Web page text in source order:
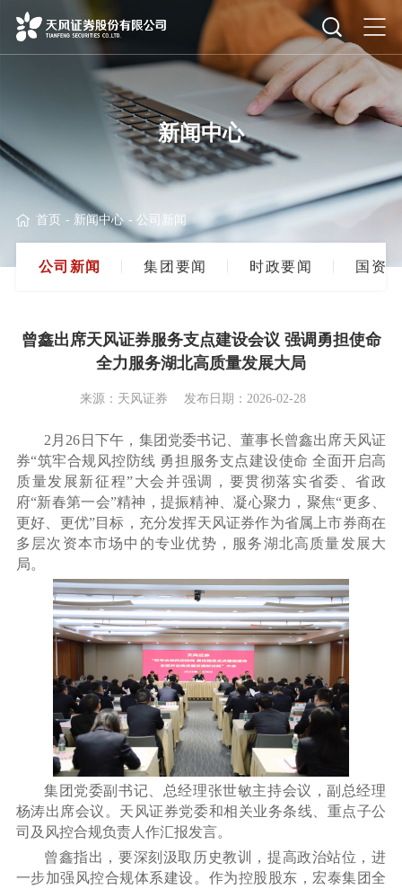
新闻中心
首页 - 新闻中心 - 公司新闻
公司 新闻 集 团 要闻 时政要闻 国 资要
曾鑫出席天风证券服务支点建设会议 强调勇担使命
全力服务湖北高质量发展大局
来源：天风证券 发布日期：2026-02-28
2月26日下午，集团党委书记、董事长曾鑫出席天风证
券“筑牢合规风控防线 勇担服务支点建设使命 全面开启高
质量发展新征程”大会并强调，要贯彻落实省委、省政
府“新春第一会”精神，提振精神、凝心聚力，聚焦“更多、
更好、更优”目标，充分发挥天风证券作为省属上市券商在
多层次资本市场中的专业优势，服务湖北高质量发展大
局。
集团党委副书记、总经理张世敏主持会议，副总经理
杨涛出席会议。天风证券党委和相关业务条线、重点子公
司及风控合规负责人作汇报发言。
曾鑫指出，要深刻汲取历史教训，提高政治站位，进
一步加强风控合规体系建设。作为控股股东，宏泰集团全